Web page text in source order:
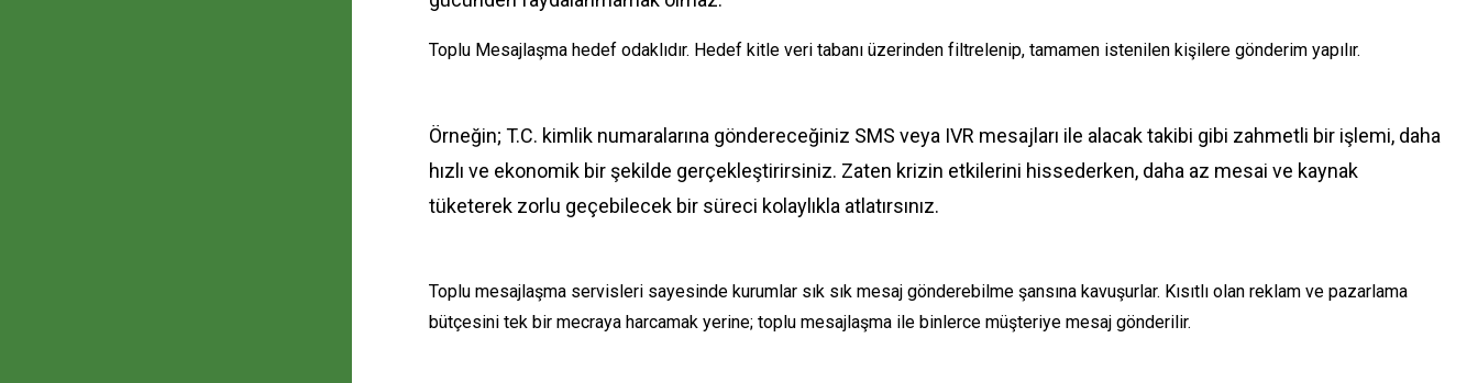
Toplu Mesajlaşma hedef odaklıdır. Hedef kitle veri tabanı üzerinden filtrelenip, tamamen istenilen kişilere gönderim yapılır.
Örneğin; T.C. kimlik numaralarına göndereceğiniz SMS veya IVR mesajları ile alacak takibi gibi zahmetli bir işlemi, daha
hızlı ve ekonomik bir şekilde gerçekleştirirsiniz. Zaten krizin etkilerini hissederken, daha az mesai ve kaynak
tüketerek zorlu geçebilecek bir süreci kolaylıkla atlatırsınız.
Toplu mesajlaşma servisleri sayesinde kurumlar sık sık mesaj gönderebilme şansına kavuşurlar. Kısıtlı olan reklam ve pazarlama
bütçesini tek bir mecraya harcamak yerine; toplu mesajlaşma ile binlerce müşteriye mesaj gönderilir.